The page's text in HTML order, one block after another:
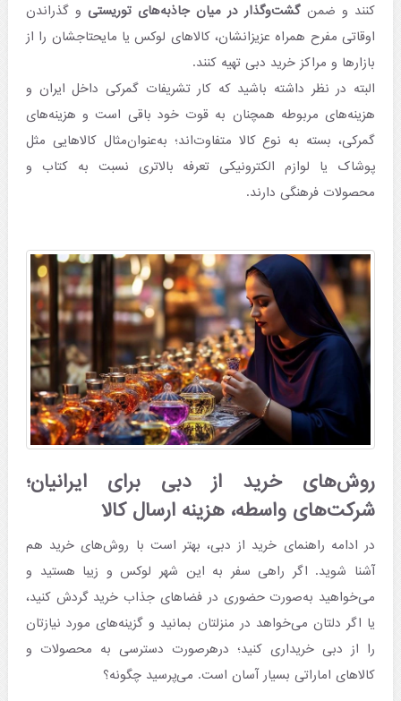
کنند و ضمن گشت‌وگذار در میان جاذبه‌های توریستی و گذراندن
اوقاتی مفرح همراه عزیزانشان، کالاهای لوکس یا مایحتاجشان را از
بازارها و مراکز خرید دبی تهیه کنند.
البته در نظر داشته باشید که کار تشریفات گمرکی داخل ایران و
هزینه‌های مربوطه همچنان به قوت خود باقی است و هزینه‌های
گمرکی، بسته به نوع کالا متفاوت‌اند؛ به‌عنوان‌مثال کالاهایی مثل
پوشاک یا لوازم الکترونیکی تعرفه بالاتری نسبت به کتاب و
محصولات فرهنگی دارند.
روش‌های خرید از دبی برای ایرانیان؛
شرکت‌های واسطه، هزینه ارسال کالا
در ادامه راهنمای خرید از دبی، بهتر است با روش‌های خرید هم
آشنا شوید. اگر راهی سفر به این شهر لوکس و زیبا هستید و
می‌خواهید به‌صورت حضوری در فضاهای جذاب خرید گردش کنید،
یا اگر دلتان می‌خواهد در منزلتان بمانید و گزینه‌های مورد نیازتان
را از دبی خریداری کنید؛ درهرصورت دسترسی به محصولات و
کالاهای اماراتی بسیار آسان است. می‌پرسید چگونه؟